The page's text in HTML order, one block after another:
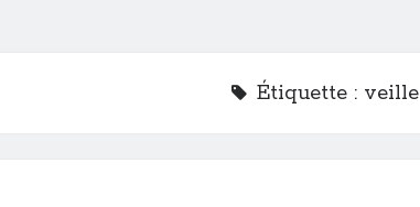
Étiquette : veille